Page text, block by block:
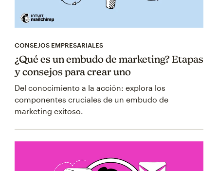
CONSEJOS EMPRESARIALES
¿Qué es un embudo de marketing? Etapas
y consejos para crear uno
Del conocimiento a la acción: explora los
componentes cruciales de un embudo de
marketing exitoso.